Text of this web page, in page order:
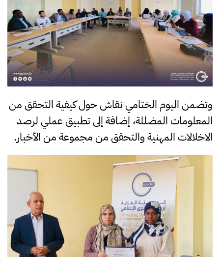
وتضمن اليوم الختامي نقاش حول كيفية التحقق من
المعلومات المضللة، إضافة إلى تطبيق عملي لرصد
الاخلالات المهنية والتحقق من مجموعة من الأخبار.